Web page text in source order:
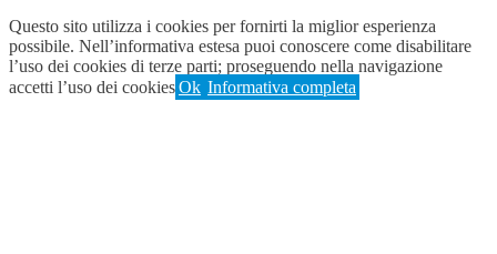
Questo sito utilizza i cookies per fornirti la miglior esperienza
possibile. Nell’informativa estesa puoi conoscere come disabilitare
l’uso dei cookies di terze parti; proseguendo nella navigazione
accetti l’uso dei cookiesOk Informativa completa